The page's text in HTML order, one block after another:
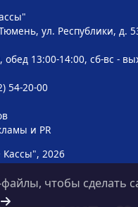
ул. Республики, д.
13:00-14:00, сб-вс -
54-20-00
и PR
2026
чтобы сделать